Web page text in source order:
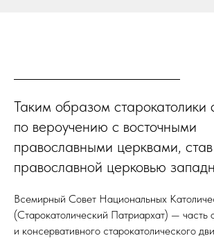
Таким образом старокатолики
по вероучению с восточными
православными церквами,
православной церковью
Всемирный Совет Национальных
(Старокатолический Патриархат) — часть
и консервативного старокатолического